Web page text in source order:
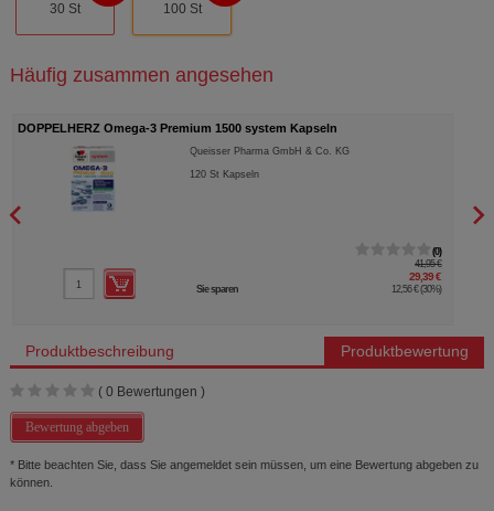
30 St 100 St
Häufig zusammen angesehen
DOPPELHERZ Omega-3 Premium 1500 system Kapseln
Queisser Pharma GmbH & Co. KG
120St Kapseln
0
41,95 €
29,39 €
Sie sparen 12,56 € (30%)
Produktbeschreibung Produktbewertung
( 0 Bewertungen )
Bewertung abgeben
* Bitte beachten Sie, dass Sie angemeldet sein müssen, um eine Bewertung abgeben zu
können.